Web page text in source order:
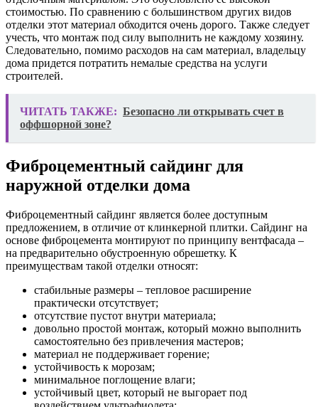
стоимостью. По сравнению с большинством других видов
отделки этот материал обходится очень дорого. Также следует
учесть, что монтаж под силу выполнить не каждому хозяину.
Следовательно, помимо расходов на сам материал, владельцу
дома придется потратить немалые средства на услуги
строителей.
ЧИТАТЬ ТАКЖЕ: Безопасно ли открывать счет в
оффшорной зоне?
Фиброцементный сайдинг для
наружной отделки дома
Фиброцементный сайдинг является более доступным
предложением, в отличие от клинкерной плитки. Сайдинг на
основе фиброцемента монтируют по принципу вентфасада –
на предварительно обустроенную обрешетку. К
преимуществам такой отделки относят:
стабильные размеры – тепловое расширение
практически отсутствует;
отсутствие пустот внутри материала;
довольно простой монтаж, который можно выполнить
самостоятельно без привлечения мастеров;
материал не поддерживает горение;
устойчивость к морозам;
минимальное поглощение влаги;
устойчивый цвет, который не выгорает под